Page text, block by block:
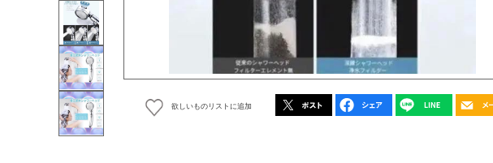
欲しいものリストに追加